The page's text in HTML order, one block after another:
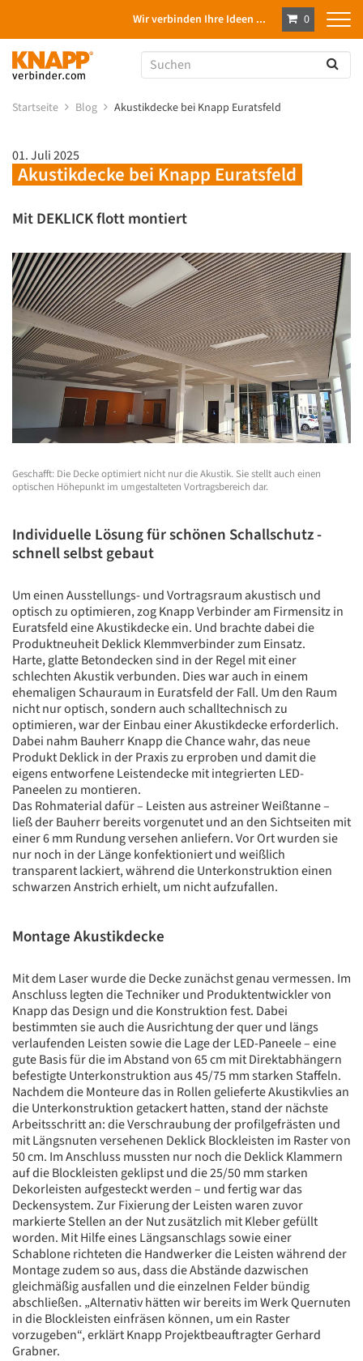
Wir verbinden Ihre Ideen ... 0
Startseite Blog Akustikdecke bei Knapp Euratsfeld
01. Juli 2025
Akustikdecke bei Knapp Euratsfeld
Mit DEKLICK flott montiert
Geschafft: Die Decke optimiert nicht nur die Akustik. Sie stellt auch einen
optischen Höhepunkt im umgestalteten Vortragsbereich dar.
Individuelle Lösung für schönen Schallschutz -
schnell selbst gebaut
Um einen Ausstellungs- und Vortragsraum akustisch und
optisch zu optimieren, zog Knapp Verbinder am Firmensitz in
Euratsfeld eine Akustikdecke ein. Und brachte dabei die
Produktneuheit Deklick Klemmverbinder zum Einsatz.
Harte, glatte Betondecken sind in der Regel mit einer
schlechten Akustik verbunden. Dies war auch in einem
ehemaligen Schauraum in Euratsfeld der Fall. Um den Raum
nicht nur optisch, sondern auch schalltechnisch zu
optimieren, war der Einbau einer Akustikdecke erforderlich.
Dabei nahm Bauherr Knapp die Chance wahr, das neue
Produkt Deklick in der Praxis zu erproben und damit die
eigens entworfene Leistendecke mit integrierten LED-
Paneelen zu montieren.
Das Rohmaterial dafür – Leisten aus astreiner Weißtanne –
ließ der Bauherr bereits vorgenutet und an den Sichtseiten mit
einer 6 mm Rundung versehen anliefern. Vor Ort wurden sie
nur noch in der Länge konfektioniert und weißlich
transparent lackiert, während die Unterkonstruktion einen
schwarzen Anstrich erhielt, um nicht aufzufallen.
Montage Akustikdecke
Mit dem Laser wurde die Decke zunächst genau vermessen. Im
Anschluss legten die Techniker und Produktentwickler von
Knapp das Design und die Konstruktion fest. Dabei
bestimmten sie auch die Ausrichtung der quer und längs
verlaufenden Leisten sowie die Lage der LED-Paneele – eine
gute Basis für die im Abstand von 65 cm mit Direktabhängern
befestigte Unterkonstruktion aus 45/75 mm starken Staffeln.
Nachdem die Monteure das in Rollen gelieferte Akustikvlies an
die Unterkonstruktion getackert hatten, stand der nächste
Arbeitsschritt an: die Verschraubung der profilgefrästen und
mit Längsnuten versehenen Deklick Blockleisten im Raster von
50 cm. Im Anschluss mussten nur noch die Deklick Klammern
auf die Blockleisten geklipst und die 25/50 mm starken
Dekorleisten aufgesteckt werden – und fertig war das
Deckensystem. Zur Fixierung der Leisten waren zuvor
markierte Stellen an der Nut zusätzlich mit Kleber gefüllt
worden. Mit Hilfe eines Längsanschlags sowie einer
Schablone richteten die Handwerker die Leisten während der
Montage zudem so aus, dass die Abstände dazwischen
gleichmäßig ausfallen und die einzelnen Felder bündig
abschließen. „Alternativ hätten wir bereits im Werk Quernuten
in die Blockleisten einfräsen können, um ein Raster
vorzugeben“, erklärt Knapp Projektbeauftragter Gerhard
Grabner.